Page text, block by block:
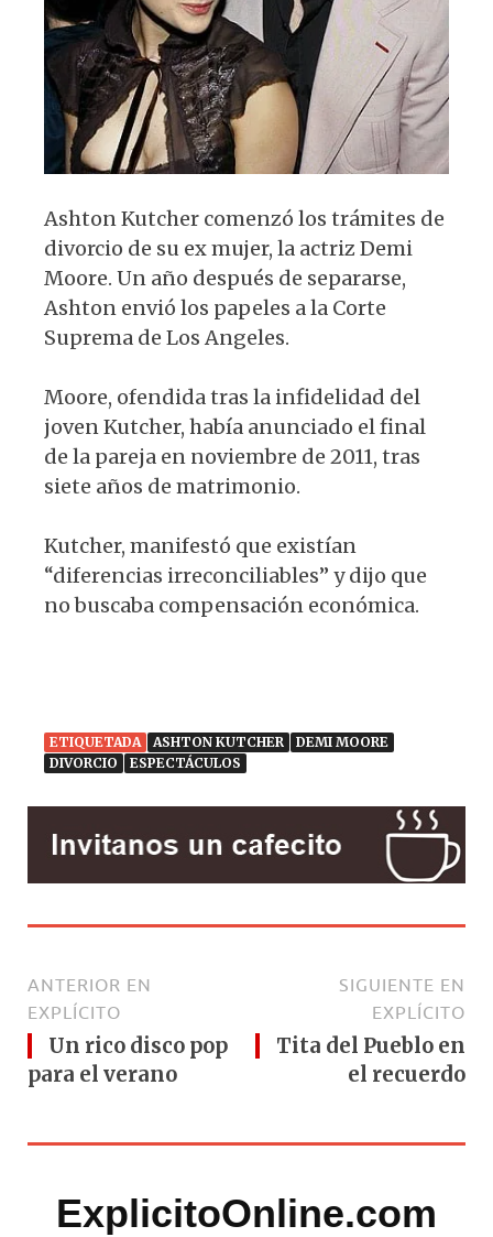
Ashton Kutcher comenzó los trámites de
divorcio de su ex mujer, la actriz Demi
Moore. Un año después de separarse,
Ashton envió los papeles a la Corte
Suprema de Los Angeles.
Moore, ofendida tras la infidelidad del
joven Kutcher, había anunciado el final
de la pareja en noviembre de 2011, tras
siete años de matrimonio.
Kutcher, manifestó que existían
“diferencias irreconciliables” y dijo que
no buscaba compensación económica.
ETIQUETADA ASHTON KUTCHER
DEMI MOORE
DIVORCIO
ESPECTÁCULOS
ANTERIOR EN
EXPLÍCITO
Un rico disco pop
para el verano
SIGUIENTE EN
EXPLÍCITO
Tita del Pueblo en
el recuerdo
ExplicitoOnline.com